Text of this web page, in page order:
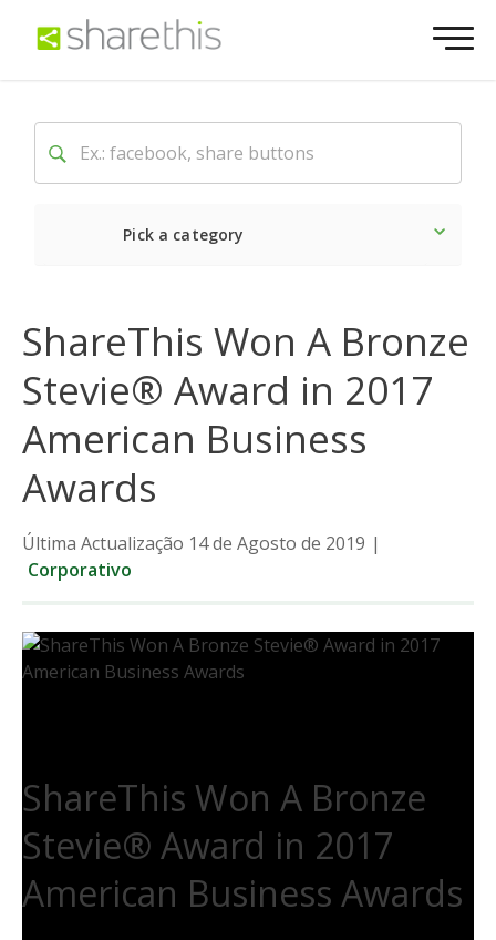
Pick a category
ShareThis Won A Bronze
Stevie® Award in 2017
American Business
Awards
Última Actualização 14 de Agosto de 2019 |
Corporativo
ShareThis Won A Bronze
Stevie® Award in 2017
American Business Awards